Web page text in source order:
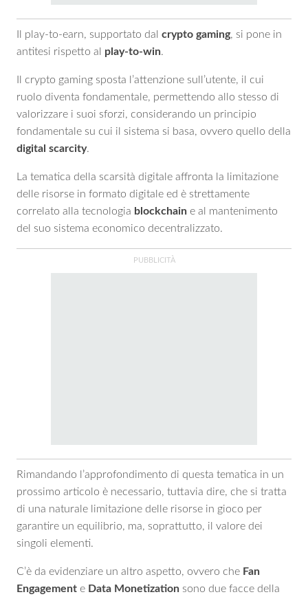
Il play-to-earn, supportato dal crypto gaming, si pone in
antitesi rispetto al play-to-win.
Il crypto gaming sposta l’attenzione sull’utente, il cui
ruolo diventa fondamentale, permettendo allo stesso di
valorizzare i suoi sforzi, considerando un principio
fondamentale su cui il sistema si basa, ovvero quello della
digital scarcity.
La tematica della scarsità digitale affronta la limitazione
delle risorse in formato digitale ed è strettamente
correlato alla tecnologia blockchain e al mantenimento
del suo sistema economico decentralizzato.
Rimandando l’approfondimento di questa tematica in un
prossimo articolo è necessario, tuttavia dire, che si tratta
di una naturale limitazione delle risorse in gioco per
garantire un equilibrio, ma, soprattutto, il valore dei
singoli elementi.
C’è da evidenziare un altro aspetto, ovvero che Fan
Engagement e Data Monetization sono due facce della